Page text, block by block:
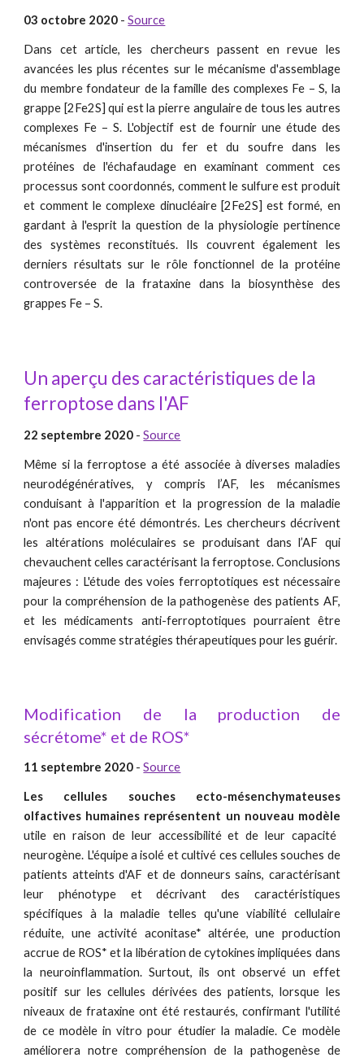
03 octobre 2020 -Source
Dans cet article, les chercheurs passent en revue les
avancées les plus récentes sur le mécanisme d'assemblage
du membre fondateur de la famille des complexes Fe – S, la
grappe [2Fe2S] qui est la pierre angulaire de tous les autres
complexes Fe – S. L'objectif est de fournir une étude des
mécanismes d'insertion du fer et du soufre dans les
protéines de l'échafaudage en examinant comment ces
processus sont coordonnés, comment le sulfure est produit
et comment le complexe dinucléaire [2Fe2S] est formé, en
gardant à l'esprit la question de la physiologie pertinence
des systèmes reconstitués. Ils couvrent également les
derniers résultats sur le rôle fonctionnel de la protéine
controversée de la frataxine dans la biosynthèse des
grappes Fe – S.
Un aperçu des caractéristiques de la
ferroptose dans l'AF
22 septembre 2020 -Source
Même si la ferroptose a été associée à diverses maladies
neurodégénératives, y compris l’AF, les mécanismes
conduisant à l'apparition et la progression de la maladie
n'ont pas encore été démontrés. Les chercheurs décrivent
les altérations moléculaires se produisant dans l’AF qui
chevauchent celles caractérisant la ferroptose. Conclusions
majeures : L'étude des voies ferroptotiques est nécessaire
pour la compréhension de la pathogenèse des patients AF,
et les médicaments anti-ferroptotiques pourraient être
envisagés comme stratégies thérapeutiques pour les guérir.
Modification de la production de
sécrétome* et de ROS*
11 septembre 2020 -Source
Les cellules souches ecto-mésenchymateuses
olfactives humaines représentent un nouveau modèle
utile en raison de leur accessibilité et de leur capacité
neurogène. L'équipe a isolé et cultivé ces cellules souches de
patients atteints d'AF et de donneurs sains, caractérisant
leur phénotype et décrivant des caractéristiques
spécifiques à la maladie telles qu'une viabilité cellulaire
réduite, une activité aconitase* altérée, une production
accrue de ROS* et la libération de cytokines impliquées dans
la neuroinflammation. Surtout, ils ont observé un effet
positif sur les cellules dérivées des patients, lorsque les
niveaux de frataxine ont été restaurés, confirmant l'utilité
de ce modèle in vitro pour étudier la maladie. Ce modèle
améliorera notre compréhension de la pathogenèse de